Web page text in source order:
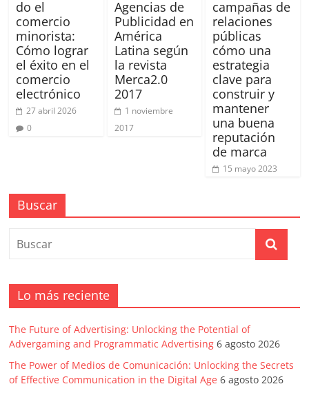
Revistas,
Magazines
ATL,
BTL,
Periódicos
Producción
do el
comercio
minorista:
Cómo lograr
el éxito en el
comercio
electrónico
27 abril 2026
0
Agencias de
Publicidad en
América
Latina según
la revista
Merca2.0
2017
1 noviembre
2017
campañas de
relaciones
públicas
cómo una
estrategia
clave para
construir y
mantener
una buena
reputación
de marca
15 mayo 2023
Buscar
Lo más reciente
The Future of Advertising: Unlocking the Potential of
Advergaming and Programmatic Advertising 6 agosto 2026
The Power of Medios de Comunicación: Unlocking the Secrets
of Effective Communication in the Digital Age 6 agosto 2026